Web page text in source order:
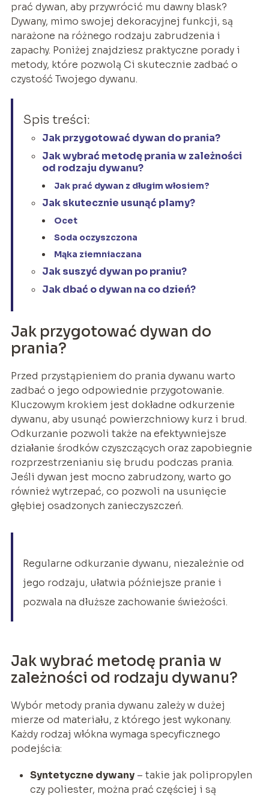
prać dywan, aby przywrócić mu dawny blask?
Dywany, mimo swojej dekoracyjnej funkcji, są
narażone na różnego rodzaju zabrudzenia i
zapachy. Poniżej znajdziesz praktyczne porady i
metody, które pozwolą Ci skutecznie zadbać o
czystość Twojego dywanu.
Spis treści:
Jak przygotować dywan do prania?
Jak wybrać metodę prania w zależności
od rodzaju dywanu?
Jak prać dywan z długim włosiem?
Jak skutecznie usunąć plamy?
Ocet
Soda oczyszczona
Mąka ziemniaczana
Jak suszyć dywan po praniu?
Jak dbać o dywan na co dzień?
Jak przygotować dywan do
prania?
Przed przystąpieniem do prania dywanu warto
zadbać o jego odpowiednie przygotowanie.
Kluczowym krokiem jest dokładne odkurzenie
dywanu, aby usunąć powierzchniowy kurz i brud.
Odkurzanie pozwoli także na efektywniejsze
działanie środków czyszczących oraz zapobiegnie
rozprzestrzenianiu się brudu podczas prania.
Jeśli dywan jest mocno zabrudzony, warto go
również wytrzepać, co pozwoli na usunięcie
głębiej osadzonych zanieczyszczeń.
Regularne odkurzanie dywanu, niezależnie od
jego rodzaju, ułatwia późniejsze pranie i
pozwala na dłuższe zachowanie świeżości.
Jak wybrać metodę prania w
zależności od rodzaju dywanu?
Wybór metody prania dywanu zależy w dużej
mierze od materiału, z którego jest wykonany.
Każdy rodzaj włókna wymaga specyficznego
podejścia:
Syntetyczne dywany– takie jak polipropylen
czy poliester, można prać częściej i są